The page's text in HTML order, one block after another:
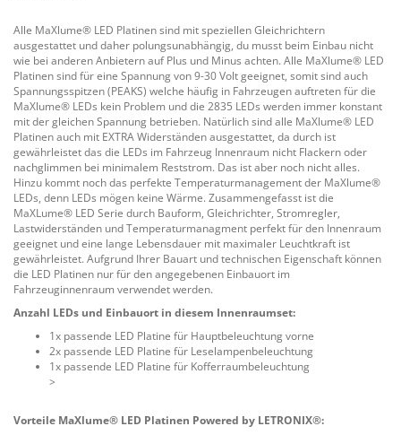
Alle MaXlume® LED Platinen sind mit speziellen Gleichrichtern
ausgestattet und daher polungsunabhängig, du musst beim Einbau nicht
wie bei anderen Anbietern auf Plus und Minus achten. Alle MaXlume® LED
Platinen sind für eine Spannung von 9-30 Volt geeignet, somit sind auch
Spannungsspitzen (PEAKS) welche häufig in Fahrzeugen auftreten für die
MaXlume® LEDs kein Problem und die 2835 LEDs werden immer konstant
mit der gleichen Spannung betrieben. Natürlich sind alle MaXlume® LED
Platinen auch mit EXTRA Widerständen ausgestattet, da durch ist
gewährleistet das die LEDs im Fahrzeug Innenraum nicht Flackern oder
nachglimmen bei minimalem Reststrom. Das ist aber noch nicht alles.
Hinzu kommt noch das perfekte Temperaturmanagement der MaXlume®
LEDs, denn LEDs mögen keine Wärme. Zusammengefasst ist die
MaXLume® LED Serie durch Bauform, Gleichrichter, Stromregler,
Lastwiderständen und Temperaturmanagment perfekt für den Innenraum
geeignet und eine lange Lebensdauer mit maximaler Leuchtkraft ist
gewährleistet. Aufgrund Ihrer Bauart und technischen Eigenschaft können
die LED Platinen nur für den angegebenen Einbauort im
Fahrzeuginnenraum verwendet werden.
Anzahl LEDs und Einbauort in diesem Innenraumset:
1x passende LED Platine für Hauptbeleuchtung vorne
2x passende LED Platine für Leselampenbeleuchtung
1x passende LED Platine für Kofferraumbeleuchtung
>
Vorteile MaXlume® LED Platinen Powered by LETRONIX®: